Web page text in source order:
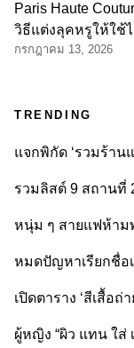
Paris Haute
วิธีแต่งลุคหรูให้ใช้ไ
กรกฎาคม 13, 2026
TRENDING
แจกพิกัด ‘รวมร้าน
รวมลิสต์ 9 สถานที่
หนุ่ม ๆ สายแฟห้า
หมดปัญหาเรียกชื่อ
เปิดตาราง ‘สีเสื้อ
ผู้หญิง “ผิว แทน ใส่